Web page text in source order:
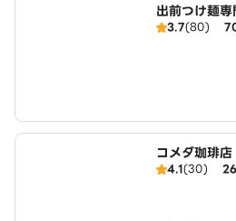
出前つけ麺
南店
3.7(80)
コメダ珈琲
4.1(30)